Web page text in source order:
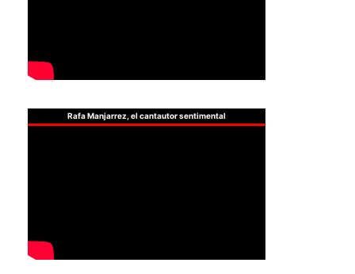
Rafa Manjarrez, el cantautor sentimental